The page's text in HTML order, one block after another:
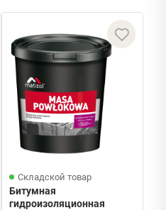
Складской товар
Битумная
гидроизоляционная